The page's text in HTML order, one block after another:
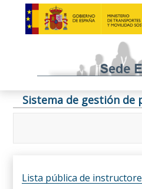
Sistema de gestión de
Lista pública de